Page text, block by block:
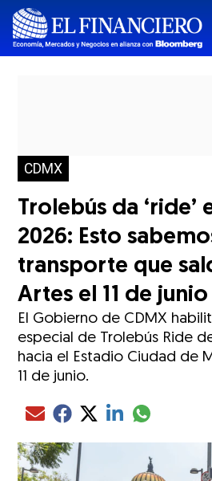
CDMX
Trolebús da ‘ride’
2026: Esto
transporte que
Artes el 11 de junio
El Gobierno de CDMX
especial de Trolebús Ride
hacia el Estadio Ciudad de
11 de junio.
Compartir el artículo actual
Compartir el artículo actual
Compartir el artículo
Compartir el
Compartir el